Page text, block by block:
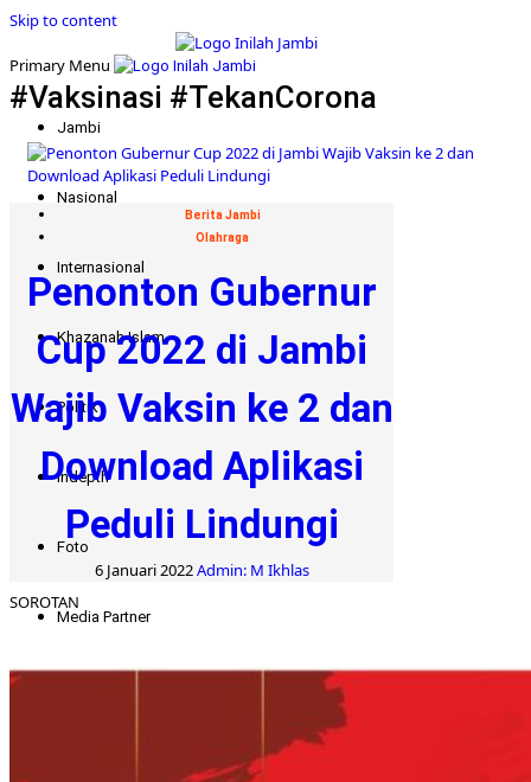
Skip to content
Primary Menu
Jambi
Nasional
Internasional
Khazanah Islam
Politik
Indepth
Foto
Media Partner
Cari untuk:
#Vaksinasi #TekanCorona
Berita Jambi
Olahraga
Penonton Gubernur
Cup 2022 di Jambi
Wajib Vaksin ke 2 dan
Download Aplikasi
Peduli Lindungi
6 Januari 2022Admin: M Ikhlas
SOROTAN